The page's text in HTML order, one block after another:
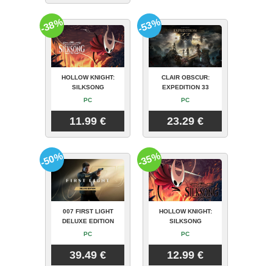
HOLLOW KNIGHT:
SILKSONG
PC
11.99 €
-38%
CLAIR OBSCUR:
EXPEDITION 33
PC
23.29 €
-53%
007 FIRST LIGHT
DELUXE EDITION
PC
39.49 €
-50%
HOLLOW KNIGHT:
SILKSONG
PC
12.99 €
-35%